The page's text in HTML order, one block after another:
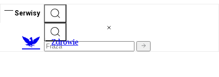
Serwisy
Zdrowie